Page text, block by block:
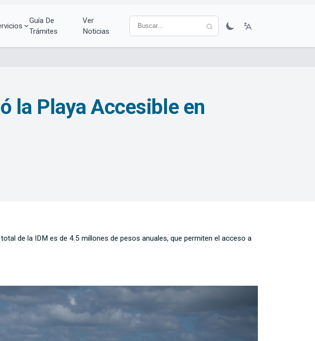
Guía De
Trámites
Ver
Noticias
la Playa Accesible en
de la IDM es de 4.5 millones de pesos anuales, que permiten el acceso a